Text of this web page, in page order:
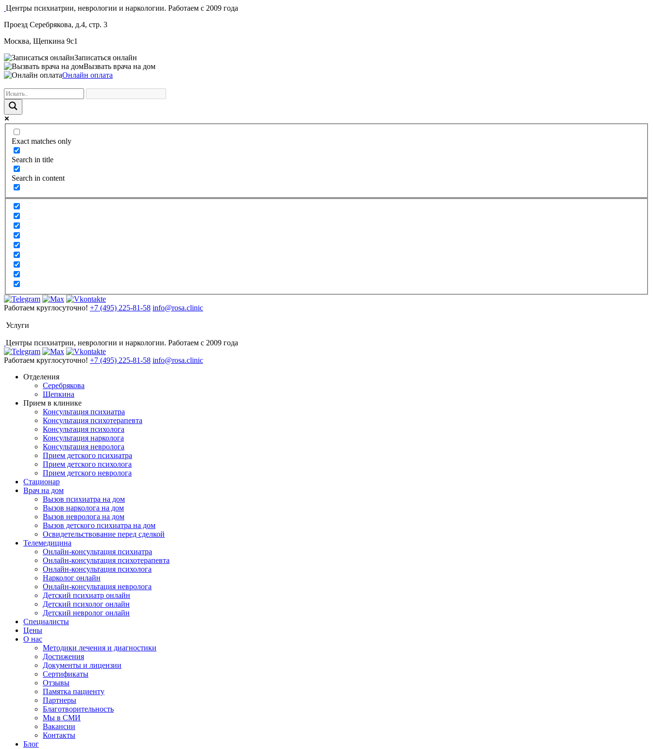
Центры психиатрии, неврологии и наркологии. Работаем с 2009 года
Проезд Серебрякова, д.4, стр. 3
Москва, Щепкина 9с1
Записаться онлайн
Вызвать врача на дом
Онлайн оплата
Exact matches only
Search in title
Search in content
Работаем круглосуточно! +7 (495) 225-81-58 info@rosa.clinic
Услуги
Центры психиатрии, неврологии и наркологии. Работаем с 2009 года
Работаем круглосуточно! +7 (495) 225-81-58 info@rosa.clinic
Отделения
Серебрякова
Щепкина
Прием в клинике
Консультация психиатра
Консультация психотерапевта
Консультация психолога
Консультация нарколога
Консультация невролога
Прием детского психиатра
Прием детского психолога
Прием детского невролога
Стационар
Врач на дом
Вызов психиатра на дом
Вызов нарколога на дом
Вызов невролога на дом
Вызов детского психиатра на дом
Освидетельствование перед сделкой
Телемедицина
Онлайн-консультация психиатра
Онлайн-консультация психотерапевта
Онлайн-консультация психолога
Нарколог онлайн
Онлайн-консультация невролога
Детский психиатр онлайн
Детский психолог онлайн
Детский невролог онлайн
Специалисты
Цены
О нас
Методики лечения и диагностики
Достижения
Документы и лицензии
Сертификаты
Отзывы
Памятка пациенту
Партнеры
Благотворительность
Мы в СМИ
Вакансии
Контакты
Блог